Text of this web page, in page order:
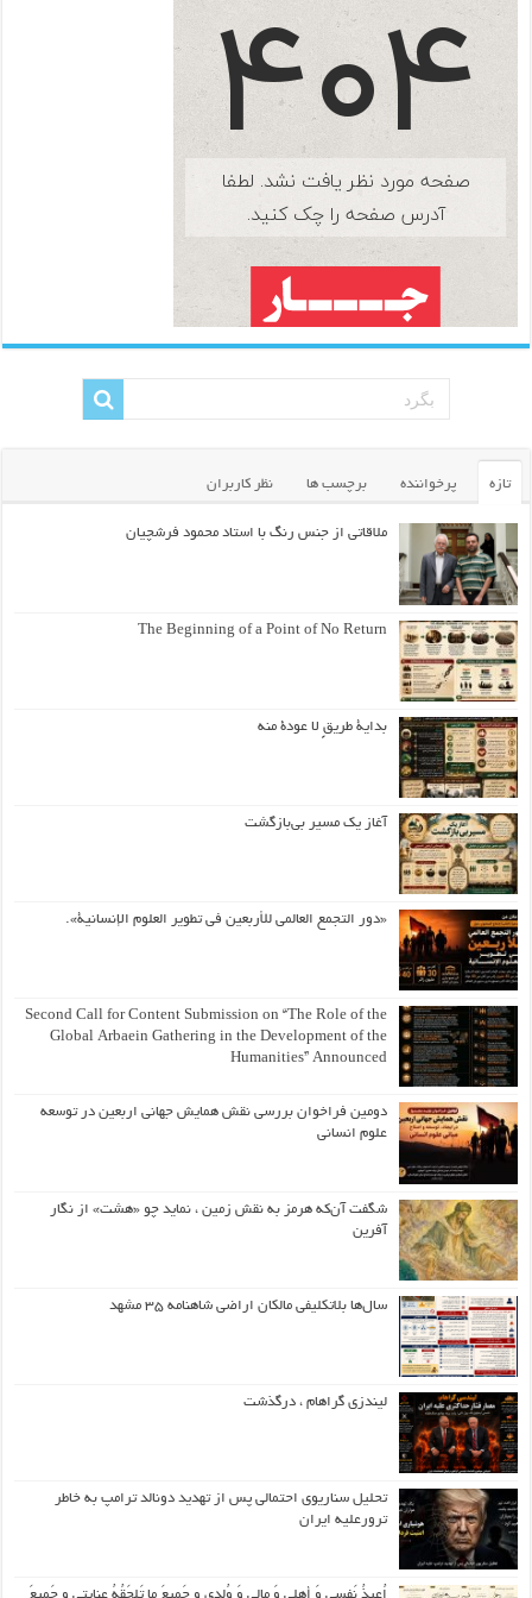
تازه پرخواننده برچسب ها نظر کاربران
ملاقاتی از جنس رنگ با استاد محمود فرشچیان
The Beginning of a Point of No Return
بداية طريقٍ لا عودة منه
آغاز یک مسیر بی‌بازگشت
«دور التجمع العالمي للأربعين في تطوير العلوم الإنسانية».
Second Call for Content Submission on “The Role of the
Global Arbaein Gathering in the Development of the
Humanities” Announced
دومین فراخوان بررسی نقش همایش جهانی اربعین در توسعه
علوم انسانی
شگفت آن‌که هرمز به نقش زمین ، نماید چو «هشت» از نگار
آفرین
سال‌ها بلاتکلیفی مالکان اراضی شاهنامه ۳۵ مشهد
لیندزی گراهام ، درگذشت
تحلیل سناریوی احتمالی پس از تهدید دونالد ترامپ به خاطر
ترورعلیه ایران